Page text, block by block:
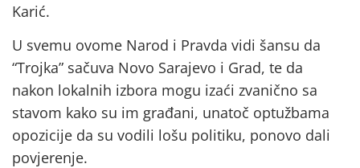
Karić.
U svemu ovome Narod i Pravda vidi šansu da
“Trojka” sačuva Novo Sarajevo i Grad, te da
nakon lokalnih izbora mogu izaći zvanično sa
stavom kako su im građani, unatoč optužbama
opozicije da su vodili lošu politiku, ponovo dali
povjerenje.